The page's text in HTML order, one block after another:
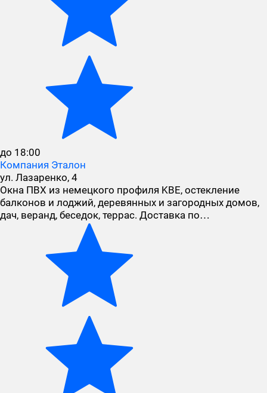
до 18:00
Компания Эталон
ул. Лазаренко, 4
Окна ПВХ из немецкого профиля KBE, остекление
балконов и лоджий, деревянных и загородных домов,
дач, веранд, беседок, террас. Доставка по…